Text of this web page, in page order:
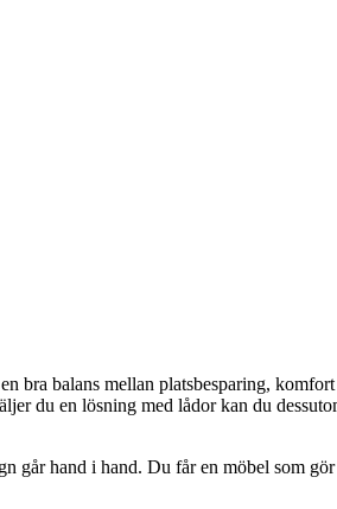
bra balans mellan platsbesparing,
du en lösning med lådor kan du
hand i hand. Du får en möbel som